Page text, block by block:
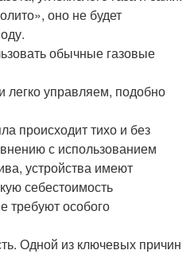
оно не будет
обычные газовые
легко управляем, подобно
происходит тихо и без
с использованием
устройства имеют
себестоимость
требуют особого
Одной из ключевых причин